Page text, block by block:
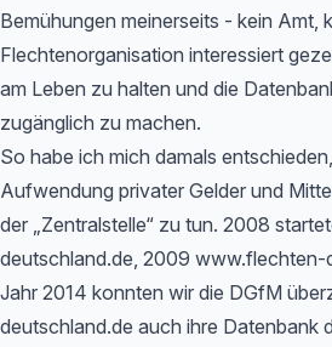
Bemühungen meinerseits - kein Amt,
Flechtenorganisation interessiert
am Leben zu halten und die
zugänglich zu machen.
So habe ich mich damals
Aufwendung privater Gelder und
der „Zentralstelle“ zu tun. 2008
deutschland.de, 2009 www.flechten-
Jahr 2014 konnten wir die DGfM
deutschland.de auch ihre Datenbank